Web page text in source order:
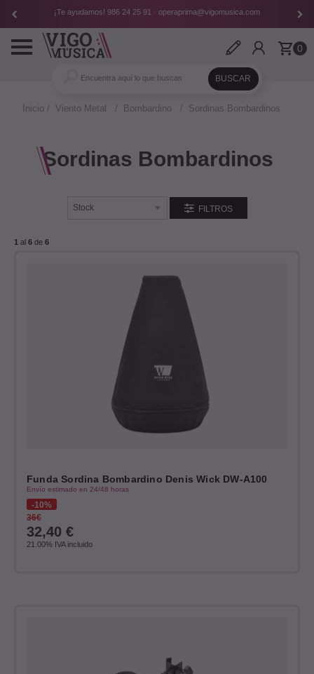
¡Te ayudamos! 986 24 25 91 · operaprima@vigomusica.com
0
Toggle
navigation
Inicio Viento Metal Bombardino Sordinas Bombardinos
Sordinas Bombardinos
FILTROS
1 al 6 de 6
Funda Sordina Bombardino Denis Wick DW-A100
Envío estimado en 24/48 horas
10%
36€
32,40 €
21.00% IVA incluido